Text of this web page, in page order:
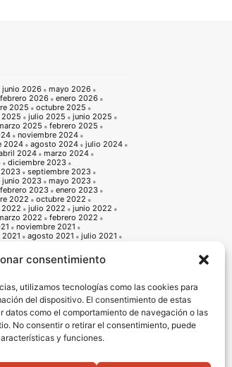
consentimiento
utilizamos tecnologías como las cookies para
del dispositivo. El consentimiento de estas
datos como el comportamiento de navegación o las
No consentir o retirar el consentimiento, puede
y funciones.
junio 2026
mayo 2026
febrero 2026
enero 2026
2025
octubre 2025
julio 2025
junio 2025
2025
febrero 2025
noviembre 2024
2024 agosto 2024
julio 2024
2024
marzo 2024
diciembre 2023
septiembre 2023
junio 2023
mayo 2023
febrero 2023
enero 2023
2022
octubre 2022
julio 2022
junio 2022
2022
febrero 2022
noviembre 2021
agosto 2021
julio 2021
2020
septiembre 2020
febrero 2020
enero 2020
2019
octubre 2019
julio 2019
junio 2019
2019
febrero 2019
noviembre 2018
agosto 2018
julio 2018
2018
marzo 2018
diciembre 2017
2017 marzo 2017